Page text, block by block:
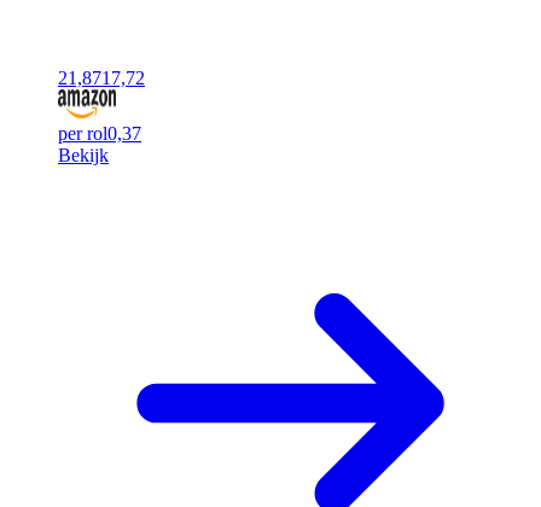
21,8717,72
per rol0,37
Bekijk